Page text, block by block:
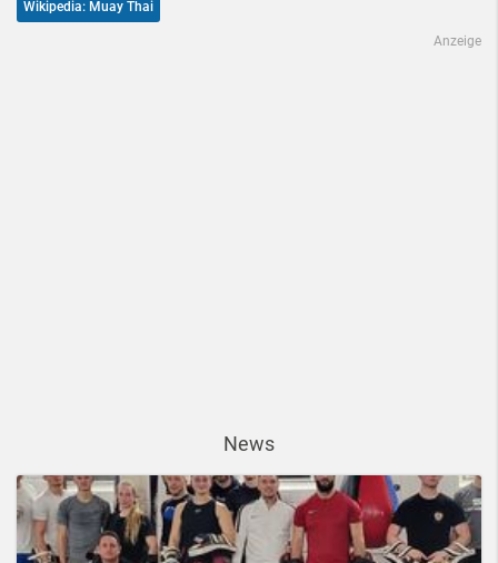
Wikipedia: Muay Thai
Anzeige
News